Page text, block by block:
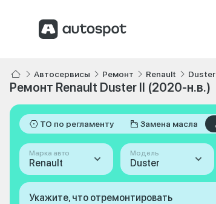
Автосервисы Ремонт Renault Duster
Ремонт Renault Duster II (2020-н.в.)
ТО по регламенту Замена масла
Марка авто
Renault
Модель
Duster
Укажите, что отремонтировать